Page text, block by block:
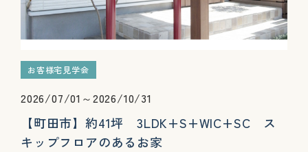
お客様宅見学会
2026/07/01～2026/10/31
【町田市】約41坪 3LDK+S+WIC+SC ス
キップフロアのあるお家